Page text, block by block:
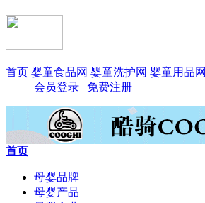
首页 婴童食品网 婴童洗护网 婴童用品网
会员登录 | 免费注册
首页
母婴品牌
母婴产品